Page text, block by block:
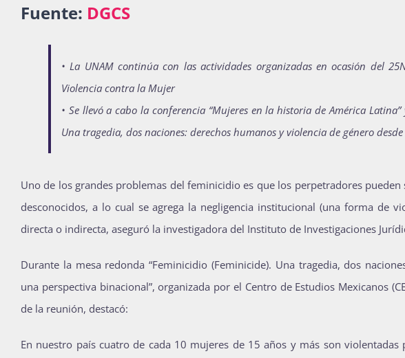
Fuente: DGCS
• La UNAM continúa con las actividades organizadas en ocasión del
Violencia contra la Mujer
• Se llevó a cabo la conferencia “Mujeres en la historia de América
Una tragedia, dos naciones: derechos humanos y violencia de género
Uno de los grandes problemas del feminicidio es que los perpetradores
desconocidos, a lo cual se agrega la negligencia institucional (una forma de
directa o indirecta, aseguró la investigadora del Instituto de Investigaciones
Durante la mesa redonda “Feminicidio (Feminicide). Una tragedia, dos
una perspectiva binacional”, organizada por el Centro de Estudios Mexicanos
de la reunión, destacó:
En nuestro país cuatro de cada 10 mujeres de 15 años y más son